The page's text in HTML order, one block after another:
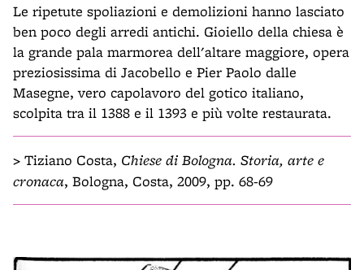
Le ripetute spoliazioni e demolizioni hanno lasciato
ben poco degli arredi antichi. Gioiello della chiesa è
la grande pala marmorea dell'altare maggiore, opera
preziosissima di Jacobello e Pier Paolo dalle
Masegne, vero capolavoro del gotico italiano,
scolpita tra il 1388 e il 1393 e più volte restaurata.
> Tiziano Costa, Chiese di Bologna. Storia, arte e
cronaca, Bologna, Costa, 2009, pp. 68-69